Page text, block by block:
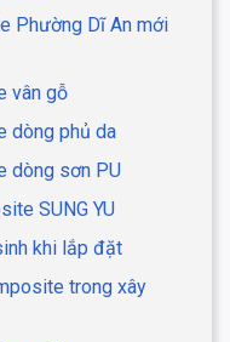
Phường Dĩ An mới
vân gỗ
dòng phủ da
dòng sơn PU
SUNG YU
khi lắp đặt
trong xây